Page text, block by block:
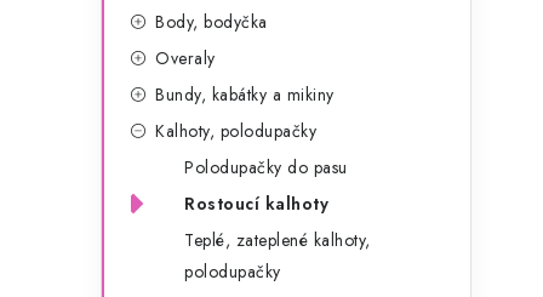
Body, bodyčka
Overaly
Bundy, kabátky a mikiny
Kalhoty, polodupačky
Polodupačky do pasu
Rostoucí kalhoty
Teplé, zateplené kalhoty,
polodupačky